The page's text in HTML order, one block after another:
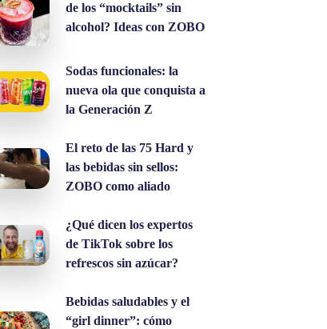
de los “mocktails” sin
alcohol? Ideas con ZOBO
Sodas funcionales: la
nueva ola que conquista a
la Generación Z
El reto de las 75 Hard y
las bebidas sin sellos:
ZOBO como aliado
¿Qué dicen los expertos
de TikTok sobre los
refrescos sin azúcar?
Bebidas saludables y el
“girl dinner”: cómo